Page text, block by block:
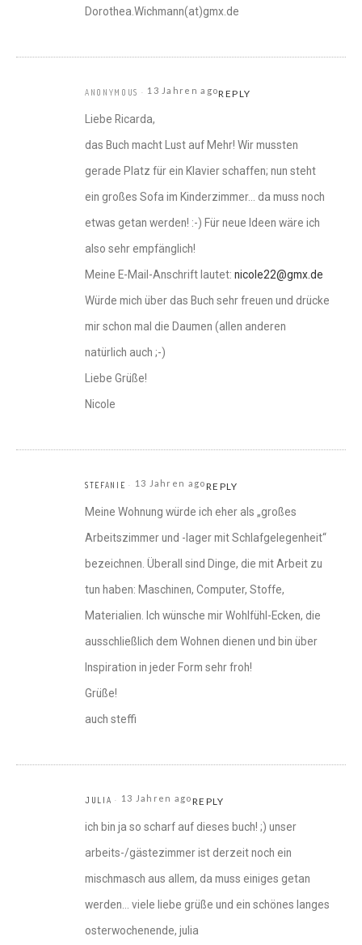
Dorothea.Wichmann(at)gmx.de
ANONYMOUS 13 Jahren agoREPLY
Liebe Ricarda,
das Buch macht Lust auf Mehr! Wir mussten
gerade Platz für ein Klavier schaffen; nun steht
ein großes Sofa im Kinderzimmer… da muss noch
etwas getan werden! :-) Für neue Ideen wäre ich
also sehr empfänglich!
Meine E-Mail-Anschrift lautet: nicole22@gmx.de
Würde mich über das Buch sehr freuen und drücke
mir schon mal die Daumen (allen anderen
natürlich auch ;-)
Liebe Grüße!
Nicole
STEFANIE 13 Jahren agoREPLY
Meine Wohnung würde ich eher als „großes
Arbeitszimmer und -lager mit Schlafgelegenheit“
bezeichnen. Überall sind Dinge, die mit Arbeit zu
tun haben: Maschinen, Computer, Stoffe,
Materialien. Ich wünsche mir Wohlfühl-Ecken, die
ausschließlich dem Wohnen dienen und bin über
Inspiration in jeder Form sehr froh!
Grüße!
auch steffi
JULIA 13 Jahren agoREPLY
ich bin ja so scharf auf dieses buch! ;) unser
arbeits-/gästezimmer ist derzeit noch ein
mischmasch aus allem, da muss einiges getan
werden… viele liebe grüße und ein schönes langes
osterwochenende, julia